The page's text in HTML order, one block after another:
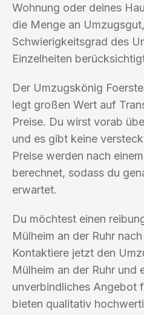
Wohnung oder deines
die Menge an
Schwierigkeitsgrad des
Einzelheiten
Der Umzugskönig
legt großen Wert auf
Preise. Du wirst vorab
und es gibt keine
Preise werden nach
berechnet, sodass du
erwartet.
Du möchtest einen
Mülheim an der Ruhr
Kontaktiere jetzt den
Mülheim an der Ruhr und
unverbindliches Angebot
bieten qualitativ